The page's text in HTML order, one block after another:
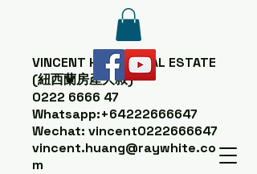
VINCENT HUANGREAL ESTATE
(紐西蘭房產大叔)
0222 6666 47
Whatsapp:+64222666647
Wechat: vincent0222666647
vincent.huang@raywhite.co
m